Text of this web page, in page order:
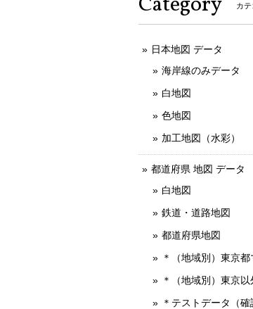
カ
日本地図 データ
海岸線のみデータ
白地図
色地図
加工地図（水彩）
都道府県 地図 データ
白地図
鉄道・道路地図
都道府県地図
＊（地域別）東京
＊（地域別）東京以
＊テストデータ（確